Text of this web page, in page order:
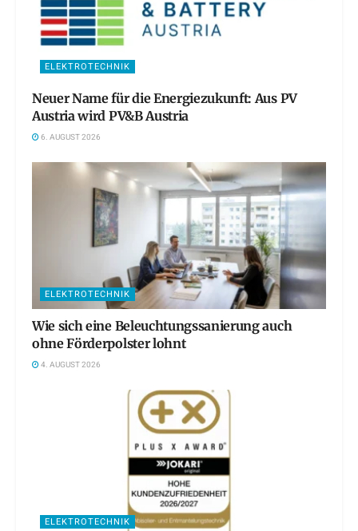
ELEKTROTECHNIK
Neuer Name für die Energiezukunft: Aus PV
Austria wird PV&B Austria
6. AUGUST 2026
ELEKTROTECHNIK
Wie sich eine Beleuchtungssanierung auch
ohne Förderpolster lohnt
4. AUGUST 2026
ELEKTROTECHNIK